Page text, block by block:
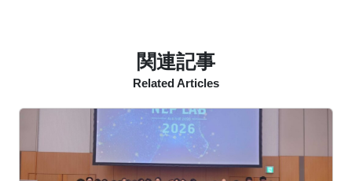
関連記事
Related Articles